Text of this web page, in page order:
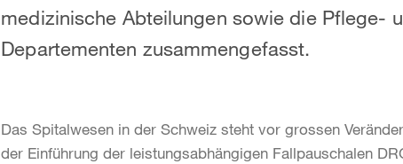
medizinische Abteilungen sowie die Pflege-
Departementen zusammengefasst.
Das Spitalwesen in der Schweiz steht vor grossen
der Einführung der leistungsabhängigen Fallpauschalen